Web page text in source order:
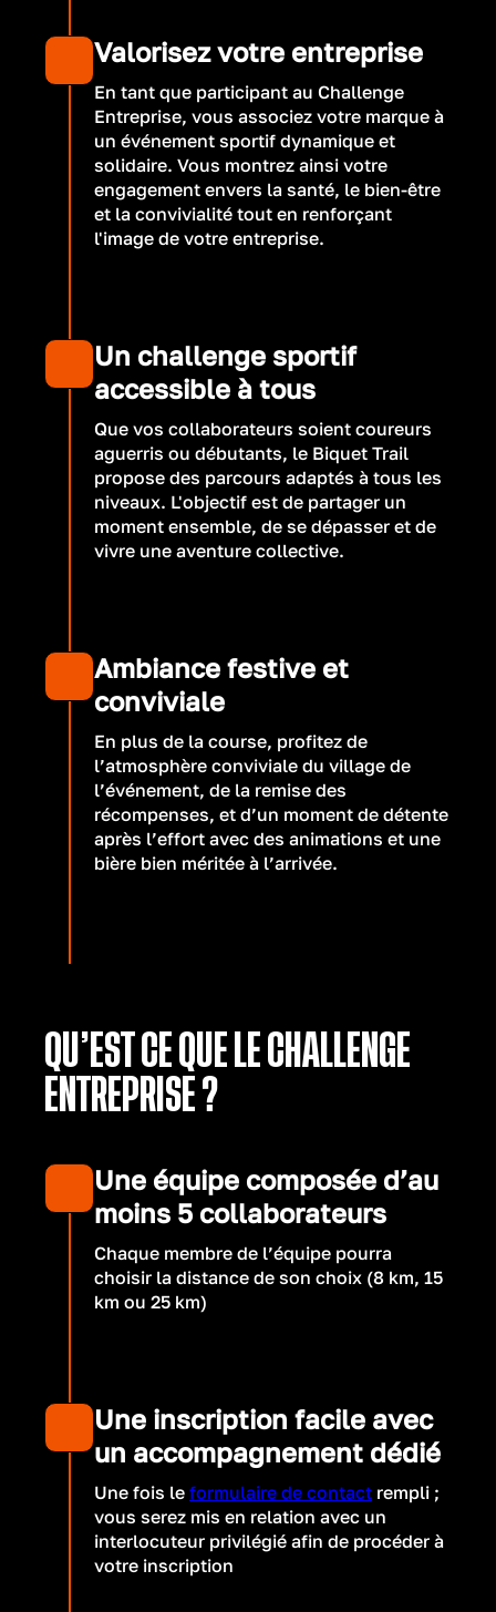
Valorisez votre entreprise
En tant que participant au Challenge
Entreprise, vous associez votre marque à
un événement sportif dynamique et
solidaire. Vous montrez ainsi votre
engagement envers la santé, le bien-être
et la convivialité tout en renforçant
l'image de votre entreprise.
Un challenge sportif
accessible à tous
Que vos collaborateurs soient coureurs
aguerris ou débutants, le Biquet Trail
propose des parcours adaptés à tous les
niveaux. L'objectif est de partager un
moment ensemble, de se dépasser et de
vivre une aventure collective.
Ambiance festive et
conviviale
En plus de la course, profitez de
l’atmosphère conviviale du village de
l’événement, de la remise des
récompenses, et d’un moment de détente
après l’effort avec des animations et une
bière bien méritée à l’arrivée.
QU’EST CE QUE LE CHALLENGE
ENTREPRISE ?
Une équipe composée d’au
moins 5 collaborateurs
Chaque membre de l’équipe pourra
choisir la distance de son choix (8 km, 15
km ou 25 km)
Une inscription facile avec
un accompagnement dédié
Une fois le formulaire de contact rempli ;
vous serez mis en relation avec un
interlocuteur privilégié afin de procéder à
votre inscription